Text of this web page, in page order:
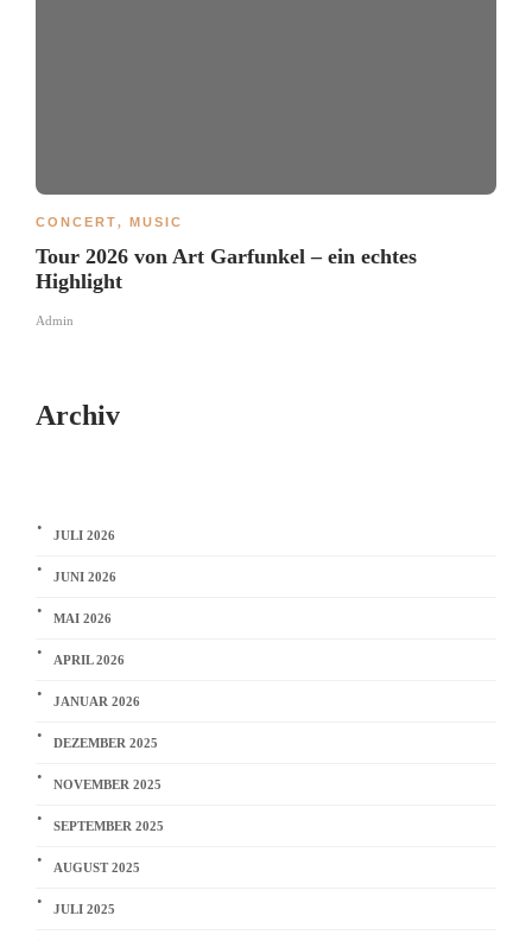
CONCERT, MUSIC
Tour 2026 von Art Garfunkel – ein echtes
Highlight
Admin
Archiv
JULI 2026
JUNI 2026
MAI 2026
APRIL 2026
JANUAR 2026
DEZEMBER 2025
NOVEMBER 2025
SEPTEMBER 2025
AUGUST 2025
JULI 2025